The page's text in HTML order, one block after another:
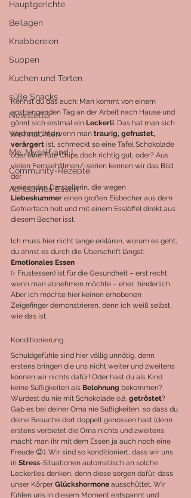
Hauptgerichte
Beilagen
Knabbereien
Suppen
Kuchen und Torten
süße Snacks
Newsletter
Weihnachten
Me, Myself and I
Community-Rezepte
Achtsames Essen
Kennst du das auch: Man kommt von einem
anstrengenden Tag an der Arbeit nach Hause und
gönnt sich erstmal ein Leckerli. Das hat man sich
verdient! Und wenn man traurig, gefrustet,
verärgert ist, schmeckt so eine Tafel Schokolade
oder eine Tüte Chips doch richtig gut, oder? Aus
vielen Fernsehfilmen/-serien kennen wir das Bild
der
weinenden Darstellerin, die wegen
Liebeskummer einen großen Eisbecher aus dem
Gefrierfach holt und mit einem Esslöffel direkt aus
diesem Becher isst.
Ich muss hier nicht lange erklären, worum es geht;
du ahnst es durch die Überschrift längst:
Emotionales Essen
(= Frustessen) ist für die Gesundheit – erst recht,
wenn man abnehmen möchte – eher  hinderlich.
Aber ich möchte hier keinen erhobenen
Zeigefinger demonstrieren, denn ich weiß selbst,
wie das ist.
Konditionierung
Schuldgefühle sind hier völlig unnötig, denn
erstens bringen die uns nicht weiter und zweitens
können wir nichts dafür! Oder hast du als Kind
keine Süßigkeiten als Belohnung bekommen?
Wurdest du nie mit Schokolade o.ä. getröstet?
Gab es bei deiner Oma nie Süßigkeiten, so dass du
deine Besuche dort doppelt genossen hast (denn
erstens verbietet die Oma nichts und zweitens
macht man ihr mit dem Essen ja auch noch eine
Freude 😉). Wir sind so konditioniert, dass wir uns
in Stress-Situationen automatisch an solche
Leckerlies denken, denn diese sorgen dafür, dass
unser Körper Glückshormone ausschüttet. Wir
fühlen uns in diesem Moment entspannt und